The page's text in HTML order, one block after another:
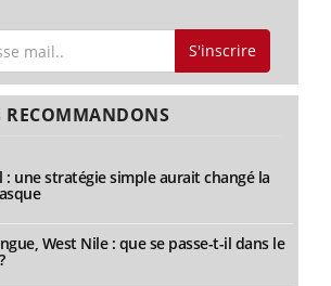
S'inscrire
RECOMMANDONS
: une stratégie simple aurait changé la
West Nile : que se passe-t-il dans le